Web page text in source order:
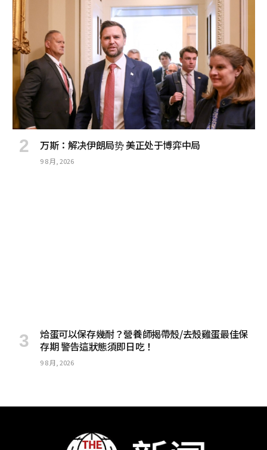
万斯：解决伊朗局势 美正处于博弈中局
9 8 月, 2026
烚蛋可以保存幾耐？營養師揭帶殼/去殼雞蛋最佳保
存期 警告這狀態須即日吃！
9 8 月, 2026